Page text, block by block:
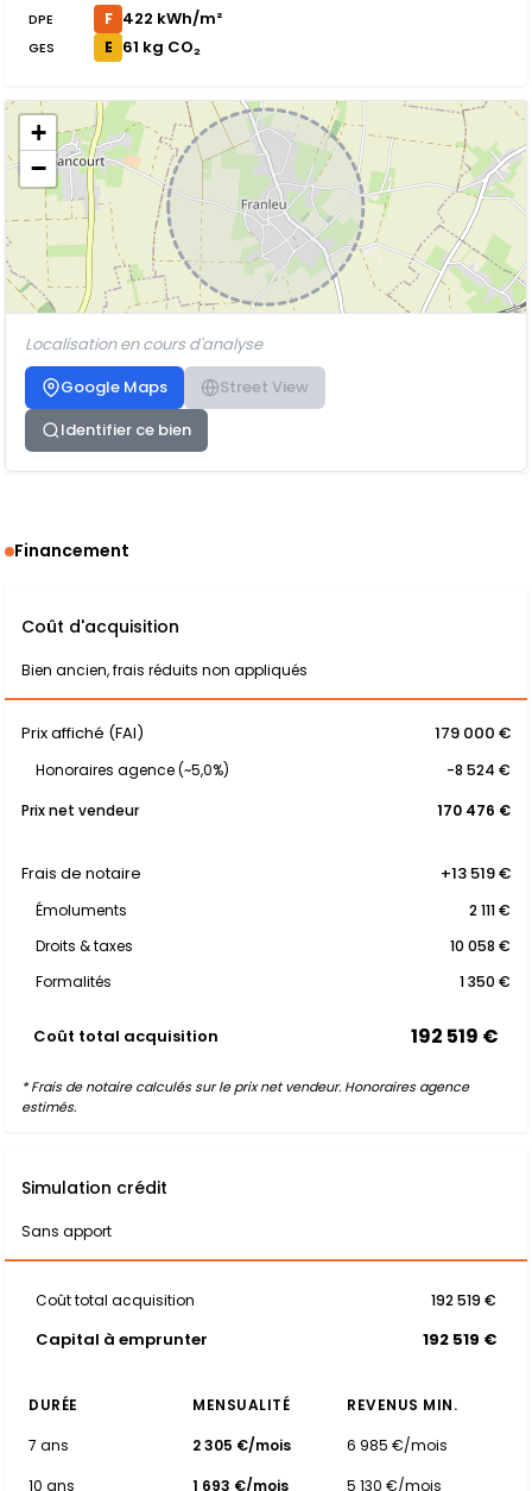
DPE F 422 kWh/m²
GES E 61 kg CO₂
+
−
Localisation en cours d'analyse
Google Maps
Street View
Identifier ce bien
Financement
Coût d'acquisition
Bien ancien, frais réduits non appliqués
Prix affiché (FAI) 179 000 €
Honoraires agence (~5,0%)
-8 524 €
Prix net vendeur
170 476 €
Frais de notaire +13 519 €
Émoluments
2 111 €
Droits & taxes
10 058 €
Formalités
1 350 €
Coût total acquisition 192 519 €
* Frais de notaire calculés sur le prix net vendeur. Honoraires agence
estimés.
Simulation crédit
Sans apport
Coût total acquisition 192 519 €
Capital à emprunter 192 519 €
DURÉE MENSUALITÉ
REVENUS MIN.
7 ans
2 305 €/mois
6 985 €/mois
10 ans
1 693 €/mois 5 130 €/mois